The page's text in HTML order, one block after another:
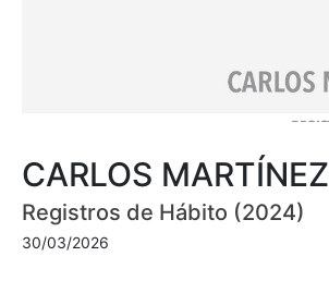
CARLOS MARTÍNEZ
Registros de Hábito (2024)
30/03/2026